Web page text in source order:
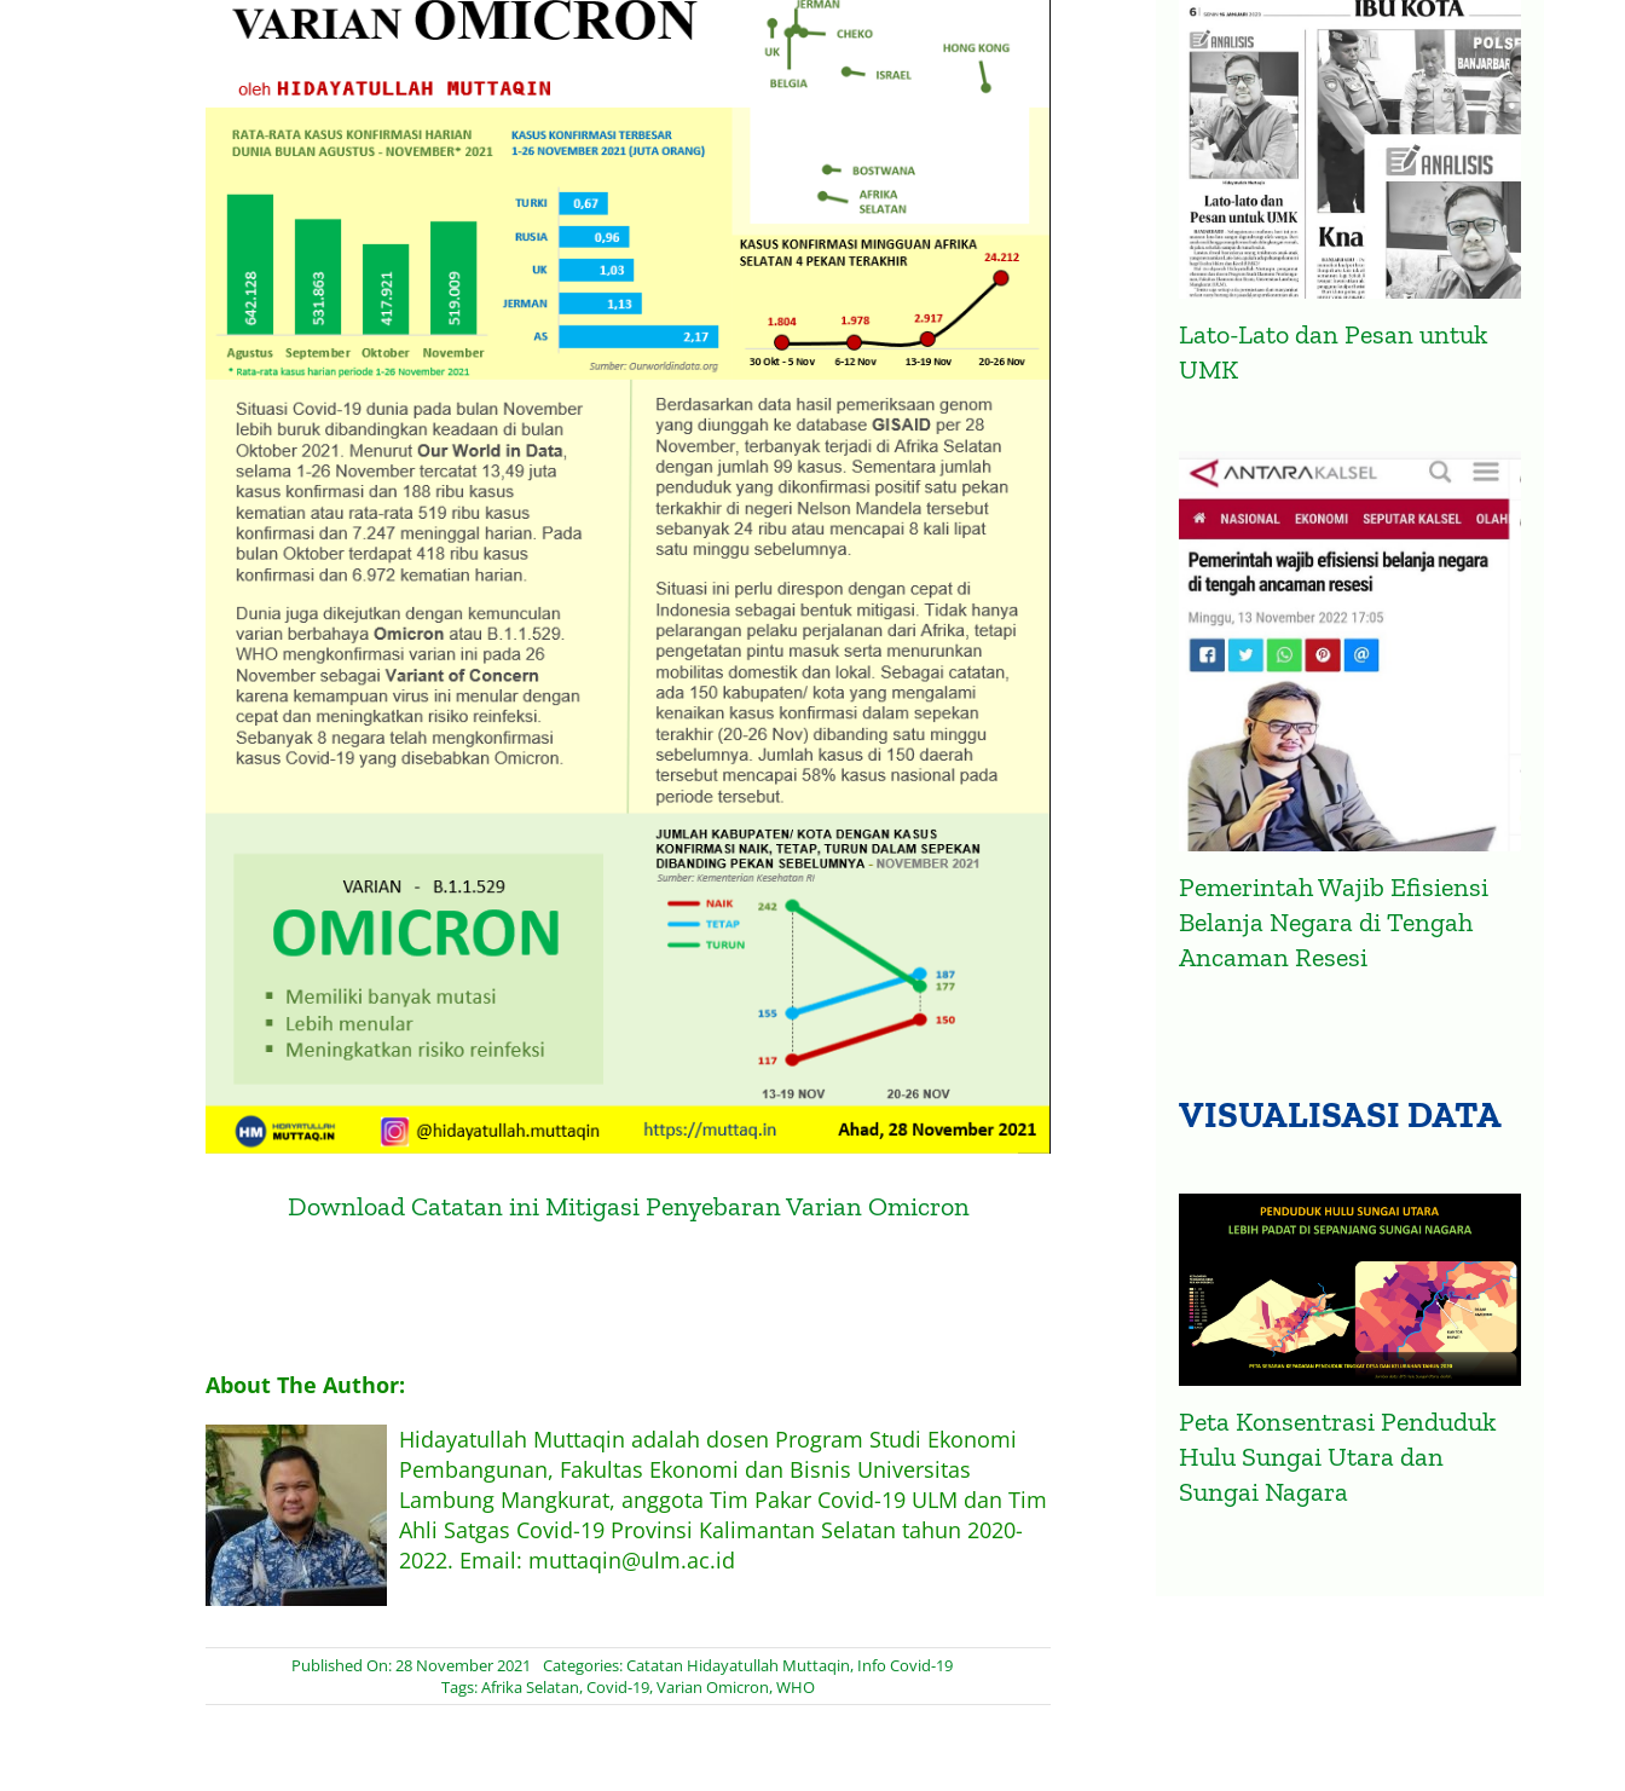
Download Catatan ini Mitigasi Penyebaran Varian Omicron
About The Author:
Hidayatullah Muttaqin adalah dosen Program Studi Ekonomi
Pembangunan, Fakultas Ekonomi dan Bisnis Universitas
Lambung Mangkurat, anggota Tim Pakar Covid-19 ULM dan Tim
Ahli Satgas Covid-19 Provinsi Kalimantan Selatan tahun 2020-
2022. Email: muttaqin@ulm.ac.id
Published On: 28 November 2021 Categories:Catatan Hidayatullah Muttaqin, Info Covid-19
Tags:Afrika Selatan,Covid-19,Varian Omicron,WHO
Lato-Lato dan Pesan untuk
UMK
Pemerintah Wajib Efisiensi
Belanja Negara di Tengah
Ancaman Resesi
VISUALISASI DATA
Peta Konsentrasi Penduduk
Hulu Sungai Utara dan
Sungai Nagara